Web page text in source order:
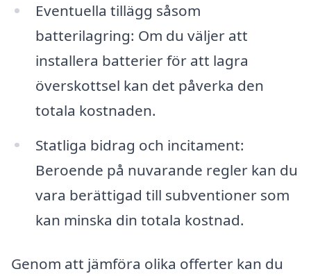
Eventuella tillägg såsom
batterilagring: Om du väljer att
installera batterier för att lagra
överskottsel kan det påverka den
totala kostnaden.
Statliga bidrag och incitament:
Beroende på nuvarande regler kan du
vara berättigad till subventioner som
kan minska din totala kostnad.
Genom att jämföra olika offerter kan du